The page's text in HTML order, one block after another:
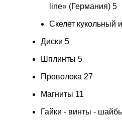
line» (Германия) 5
Скелет кукольный
Диски 5
Шплинты 5
Проволока 27
Магниты 11
Гайки - винты -